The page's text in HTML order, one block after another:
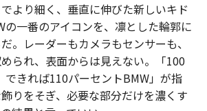
より細く、垂直に伸びた新しいキド
の一番のアイコンを、凛とした輪郭に
。レーダーもカメラもセンサーも、
られ、表面からは見えない。「100
できれば110パーセントBMW」が指
りをそぎ、必要な部分だけを濃くす